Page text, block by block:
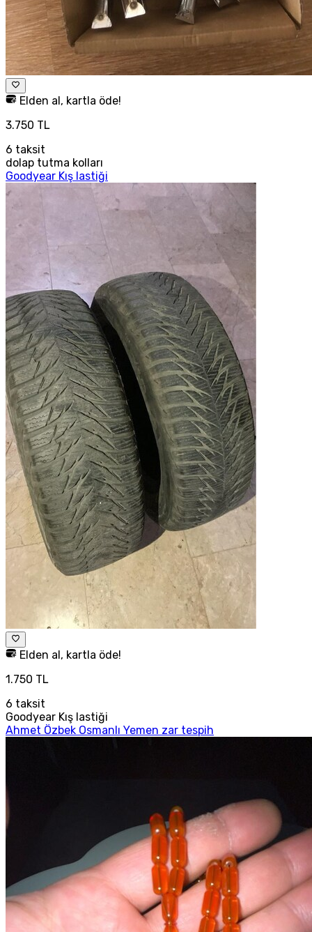
Elden al, kartla öde!
3.750 TL
6 taksit
dolap tutma kolları
Goodyear Kış lastiği
Elden al, kartla öde!
1.750 TL
6 taksit
Goodyear Kış lastiği
Ahmet Özbek Osmanlı Yemen zar tespih